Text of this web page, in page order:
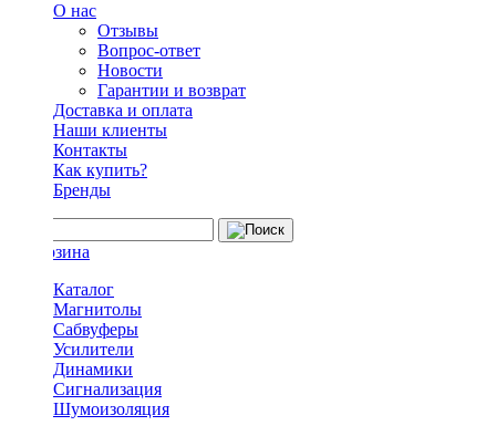
О нас
Отзывы
Вопрос-ответ
Новости
Гарантии и возврат
Доставка и оплата
Наши клиенты
Контакты
Как купить?
Бренды
Каталог
Магнитолы
Сабвуферы
Усилители
Динамики
Сигнализация
Шумоизоляция